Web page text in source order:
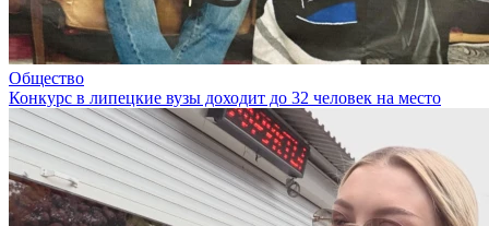
Общество
Конкурс в липецкие вузы доходит до 32 человек на место